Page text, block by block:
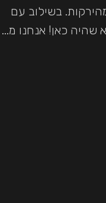
בשילוב עם
שהיה כאן! אנחנו מ...